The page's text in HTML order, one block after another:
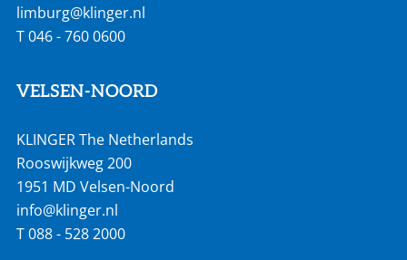
limburg@klinger.nl
T046 - 760 0600
VELSEN-NOORD
KLINGER The Netherlands
Rooswijkweg 200
1951 MD Velsen-Noord
info@klinger.nl
T088 - 528 2000